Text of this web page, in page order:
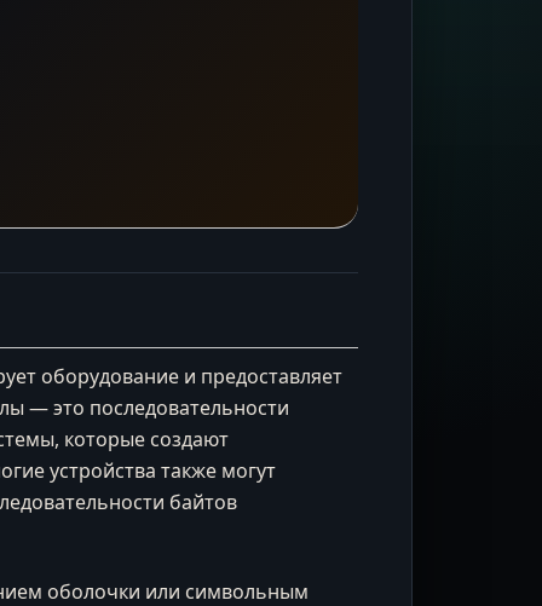
оборудование и предоставляет
— это последовательности
которые создают
устройства также могут
байтов
оболочки или символьным